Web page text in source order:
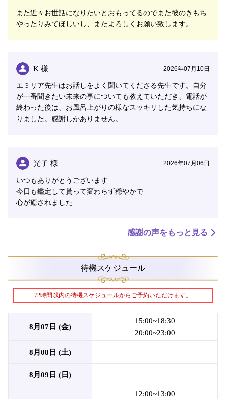
《この世にたったひとりの大切なあなた》が笑顔になっ
て、元気になっていただけるために、いつでもお電話を
＝＝＝＝＝＝＝＝＝＝＝＝＝＝＝
★･*.｡:シェリール運営よりお知らせ:.｡*･★
電話占いシェリールの超人気鑑定師・
中！
エミリア先生の《驚異のシンクロ超感覚》の御力を、ぜ
ひシェリールの電話鑑定にてご体感ください。
また近々お世話になりたいとおもってるのでまた彼のきもち
やったりみてほしいし、またよろしくお願い致します。
K 様 2026年07月10日
エミリア先生はお話しをよく聞いてくださる先生です。自分
が一番聞きたい未来の事についても教えていただき、電話が
終わった後は、お風呂上がりの様なスッキリした気持ちにな
りました。感謝しかありません。
光子 様 2026年07月06日
いつもありがとうございます
今日も鑑定して貰って変わらず穏やかで
心が癒されました
感謝の声をもっと見る
待機スケジュール
72時間以内の待機スケジュールからご予約いただけます。
8月07日 (金)
15:00~18:30
20:00~23:00
8月08日 (土)
8月09日 (日)
12:00~13:00